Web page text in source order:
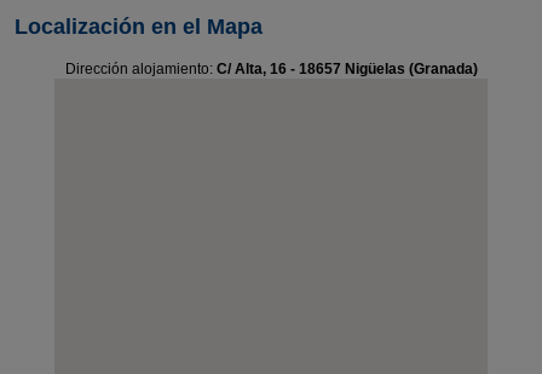
Localización en el Mapa
Dirección alojamiento: C/ Alta, 16 - 18657 Nigüelas (Granada)